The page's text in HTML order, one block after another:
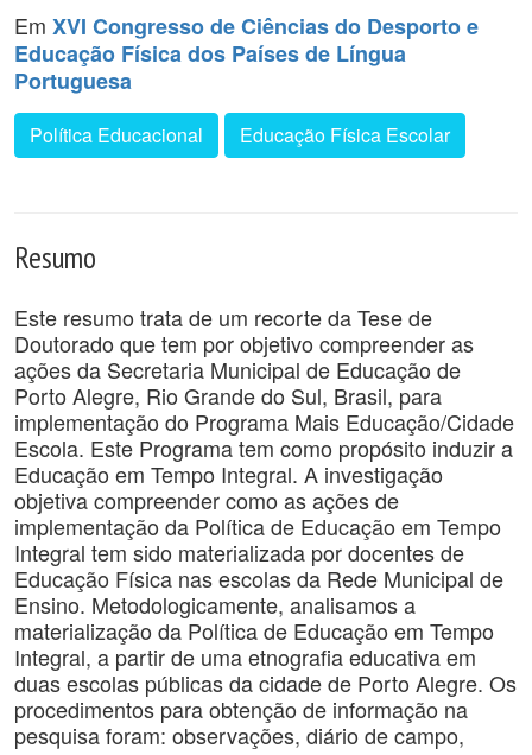
Em XVI Congresso de Ciências do Desporto e
Educação Física dos Países de Língua
Portuguesa
Política Educacional Educação Física Escolar
Resumo
Este resumo trata de um recorte da Tese de
Doutorado que tem por objetivo compreender as
ações da Secretaria Municipal de Educação de
Porto Alegre, Rio Grande do Sul, Brasil, para
implementação do Programa Mais Educação/Cidade
Escola. Este Programa tem como propósito induzir a
Educação em Tempo Integral. A investigação
objetiva compreender como as ações de
implementação da Política de Educação em Tempo
Integral tem sido materializada por docentes de
Educação Física nas escolas da Rede Municipal de
Ensino. Metodologicamente, analisamos a
materialização da Política de Educação em Tempo
Integral, a partir de uma etnografia educativa em
duas escolas públicas da cidade de Porto Alegre. Os
procedimentos para obtenção de informação na
pesquisa foram: observações, diário de campo,